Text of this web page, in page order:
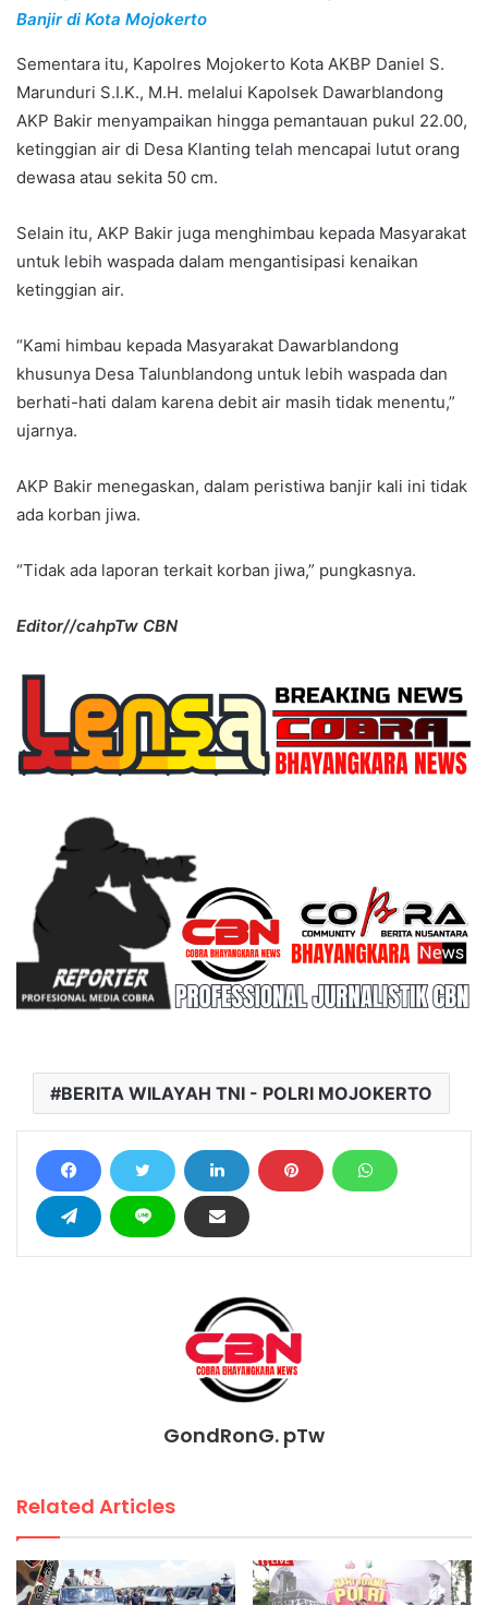
Banjir di Kota Mojokerto
Sementara itu, Kapolres Mojokerto Kota AKBP Daniel S.
Marunduri S.I.K., M.H. melalui Kapolsek Dawarblandong
AKP Bakir menyampaikan hingga pemantauan pukul 22.00,
ketinggian air di Desa Klanting telah mencapai lutut orang
dewasa atau sekita 50 cm.
Selain itu, AKP Bakir juga menghimbau kepada Masyarakat
untuk lebih waspada dalam mengantisipasi kenaikan
ketinggian air.
“Kami himbau kepada Masyarakat Dawarblandong
khusunya Desa Talunblandong untuk lebih waspada dan
berhati-hati dalam karena debit air masih tidak menentu,”
ujarnya.
AKP Bakir menegaskan, dalam peristiwa banjir kali ini tidak
ada korban jiwa.
“Tidak ada laporan terkait korban jiwa,” pungkasnya.
Editor//cahpTw CBN
BERITA WILAYAH TNI - POLRI MOJOKERTO
GondRonG. pTw
Related Articles